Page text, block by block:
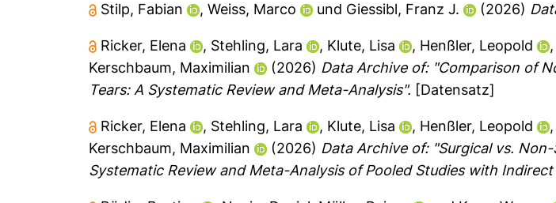
Stilp, Fabian ,Weiss, Marco und Giessibl, Franz J. (2026)
Ricker, Elena , Stehling, Lara , Klute, Lisa , Henßler, Leopold ,
Kerschbaum, Maximilian
(2026) Data Archive of: "Comparison of
Tears: A Systematic Review and Meta-Analysis". [Datensatz]
Ricker, Elena , Stehling, Lara , Klute, Lisa , Henßler, Leopold ,
Kerschbaum, Maximilian
(2026) Data Archive of: "Surgical vs.
Systematic Review and Meta-Analysis of Pooled Studies with